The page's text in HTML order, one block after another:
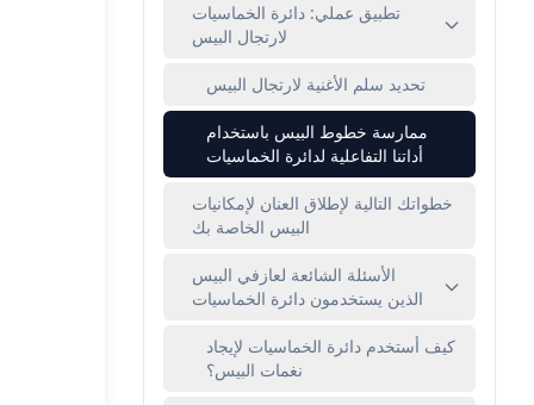
تطبيق عملي: دائرة الخماسيات
لارتجال البيس
تحديد سلم الأغنية لارتجال البيس
ممارسة خطوط البيس باستخدام
أداتنا التفاعلية لدائرة الخماسيات
خطواتك التالية لإطلاق العنان لإمكانيات
البيس الخاصة بك
الأسئلة الشائعة لعازفي البيس
الذين يستخدمون دائرة الخماسيات
كيف أستخدم دائرة الخماسيات لإيجاد
نغمات البيس؟